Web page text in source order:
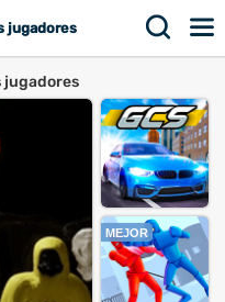
jugadores
jugadores
MEJOR